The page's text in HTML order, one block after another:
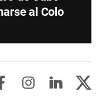
al Colo